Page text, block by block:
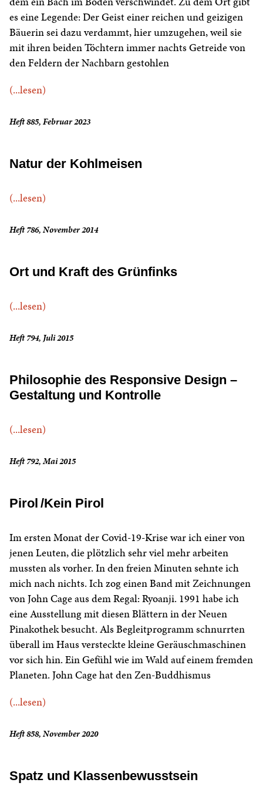
es eine Legende: Der Geist einer reichen und geizigen
Bäuerin sei dazu verdammt, hier umzugehen, weil sie
mit ihren beiden Töchtern immer nachts Getreide von
den Feldern der Nachbarn gestohlen
(...lesen)
Heft 885, Februar 2023
Natur der Kohlmeisen
(...lesen)
Heft 786, November 2014
Ort und Kraft des Grünfinks
(...lesen)
Heft 794, Juli 2015
Philosophie des Responsive Design –
Gestaltung und Kontrolle
(...lesen)
Heft 792, Mai 2015
Pirol /Kein Pirol
Im ersten Monat der Covid-19-Krise war ich einer von
jenen Leuten, die plötzlich sehr viel mehr arbeiten
mussten als vorher. In den freien Minuten sehnte ich
mich nach nichts. Ich zog einen Band mit Zeichnungen
von John Cage aus dem Regal: Ryoanji. 1991 habe ich
eine Ausstellung mit diesen Blättern in der Neuen
Pinakothek besucht. Als Begleitprogramm schnurrten
überall im Haus versteckte kleine Geräuschmaschinen
vor sich hin. Ein Gefühl wie im Wald auf einem fremden
Planeten. John Cage hat den Zen-Buddhismus
(...lesen)
Heft 858, November 2020
Spatz und Klassenbewusstsein